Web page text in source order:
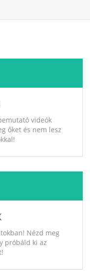
videók
őket és nem lesz
Nézd meg
próbáld ki az